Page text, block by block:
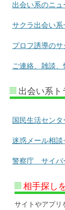
出会い系のニュ
サクラ出会い系
プロフ誘導の
ご連絡、雑談
出会い系ト
国民生活センタ
迷惑メール相談
警察庁 サイバ
相手探し
サイトやアプリ